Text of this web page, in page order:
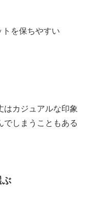
を保ちやすい
はカジュアルな印象
でしまうこともある
ぶ